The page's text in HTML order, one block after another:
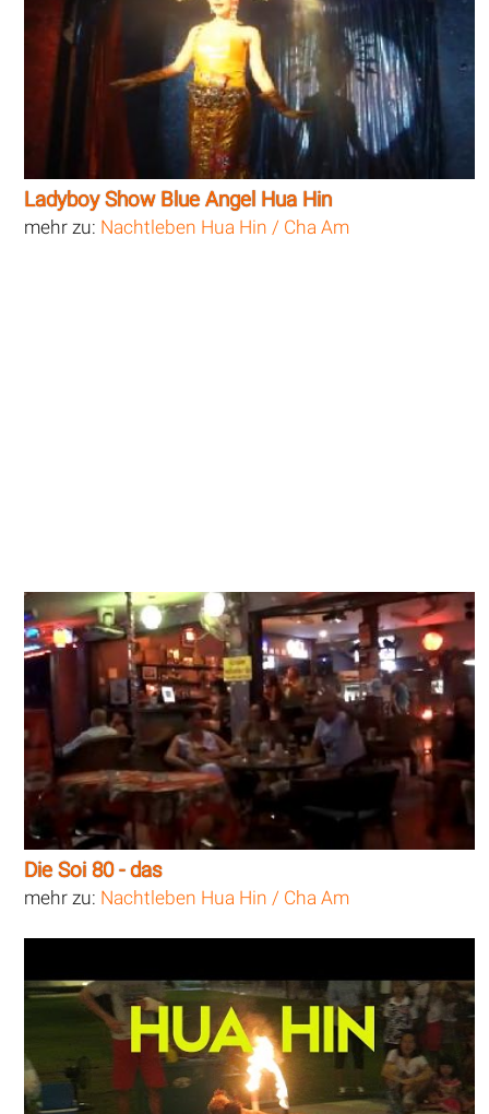
Ladyboy Show Blue Angel Hua Hin
mehr zu: Nachtleben Hua Hin / Cha Am
Die Soi 80 - das
mehr zu: Nachtleben Hua Hin / Cha Am